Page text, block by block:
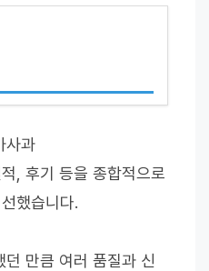
사과
, 후기 등을 종합적으로
했습니다.
만큼 여러 품질과 신